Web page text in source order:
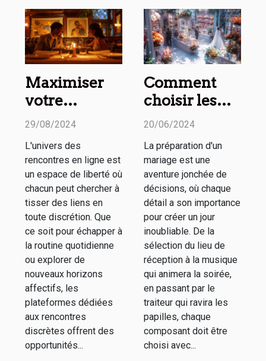
Maximiser
votre
expérience
de
rencontres
discrètes
29/08/2024
L'univers des
rencontres en ligne est
un espace de liberté où
chacun peut chercher à
tisser des liens en
toute discrétion. Que
ce soit pour échapper à
la routine quotidienne
ou explorer de
nouveaux horizons
affectifs, les
plateformes dédiées
aux rencontres
discrètes offrent des
opportunités...
Comment
choisir les
meilleurs
pour chaque
aspect de
votre
mariage
20/06/2024
La préparation d'un
mariage est une
aventure jonchée de
décisions, où chaque
détail a son importance
pour créer un jour
inoubliable. De la
sélection du lieu de
réception à la musique
qui animera la soirée,
en passant par le
traiteur qui ravira les
papilles, chaque
composant doit être
choisi avec...